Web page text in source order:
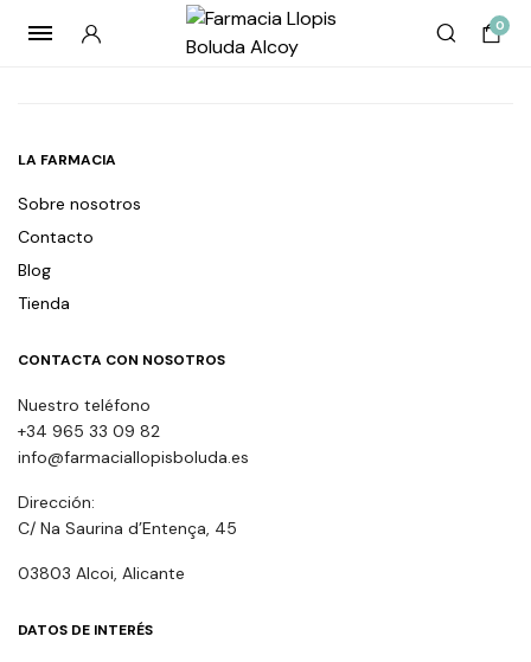
0
LA FARMACIA
Sobre nosotros
Contacto
Blog
Tienda
CONTACTA CON NOSOTROS
Nuestro teléfono
+34 965 33 09 82
info@farmaciallopisboluda.es
Dirección:
C/ Na Saurina d’Entença, 45
03803 Alcoi, Alicante
DATOS DE INTERÉS